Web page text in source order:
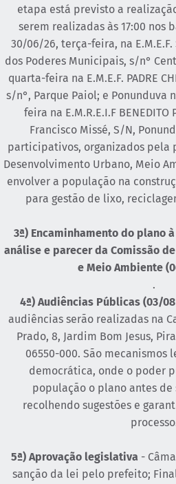
etapa está previsto a
serem realizadas às 17:00 nos
30/06/26, terça-feira, na E.M.E.F.
dos Poderes Municipais, s/n°
quarta-feira na E.M.E.F. PADRE
s/n°, Parque Paiol; e Ponunduva
feira na E.M.R.E.I.F BENEDITO
Francisco Missé, S/N,
participativos, organizados pela
Desenvolvimento Urbano, Meio
envolver a população na
para gestão de lixo,
3ª) Encaminhamento do plano
análise e parecer da Comissão
e Meio Ambiente
.
4ª) Audiências Públicas (03/
audiências serão realizadas na
Prado, 8, Jardim Bom Jesus,
06550-000. São
democrática, onde o poder
população o plano antes de
recolhendo sugestões e
5ª) Aprovação legislativa -
sanção da lei pelo prefeito;